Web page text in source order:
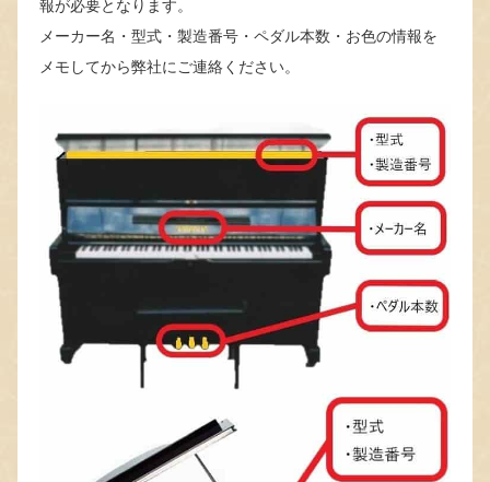
報が必要となります。
メーカー名・型式・製造番号・ペダル本数・お色の情報を
メモしてから弊社にご連絡ください。